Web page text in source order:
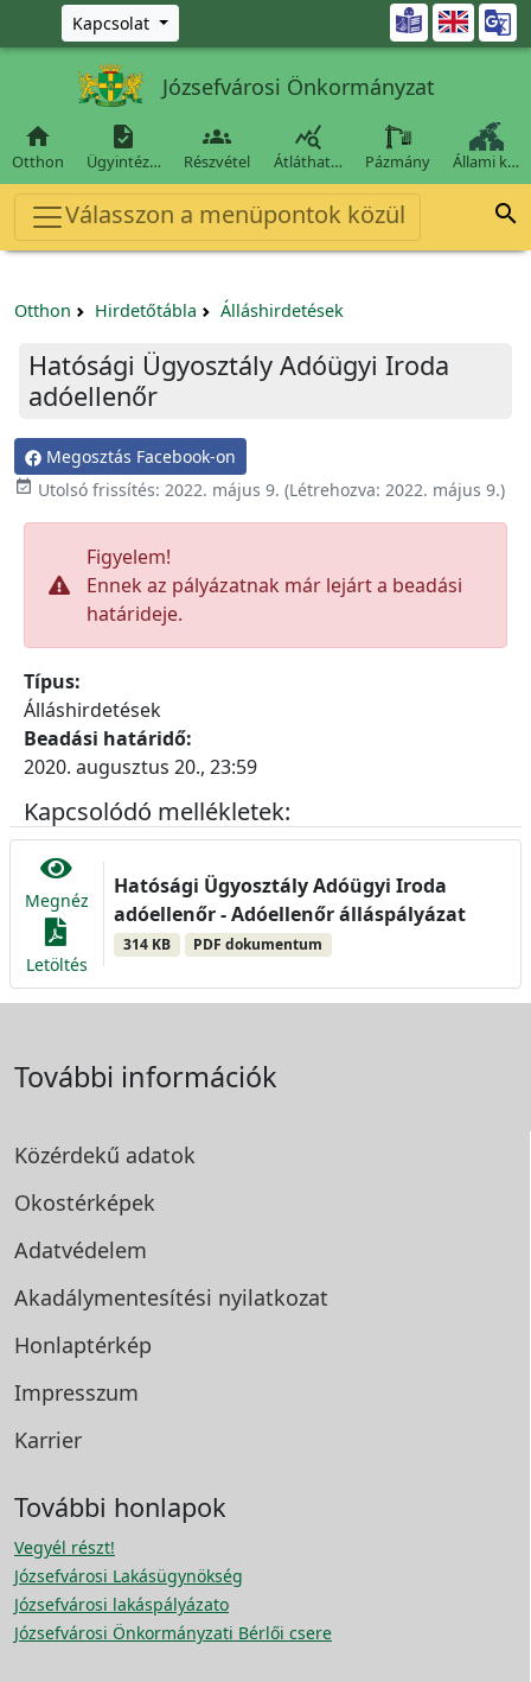
Ugrás a fő tartalomra
Kapcsolat 
Józsefvárosi Önkormányzat

Otthon

Ügyintéz…

Részvétel

Átláthat… Pázmány Állami k…
Válasszon a menüpontok közül 
Otthon Hirdetőtábla Álláshirdetések
Hatósági Ügyosztály Adóügyi Iroda
adóellenőr
Megosztás Facebook-on
 Utolsó frissítés: 2022. május 9. (Létrehozva: 2022. május 9.)
Figyelem!
Ennek az pályázatnak már lejárt a beadási
határideje.
Típus:
Álláshirdetések
Beadási határidő:
2020. augusztus 20., 23:59
Kapcsolódó mellékletek:
Megnéz
Letöltés
Hatósági Ügyosztály Adóügyi Iroda
adóellenőr - Adóellenőr álláspályázat
314 KB PDF dokumentum
További információk
Közérdekű adatok
Okostérképek
Adatvédelem
Akadálymentesítési nyilatkozat
Honlaptérkép
Impresszum
Karrier
További honlapok
Vegyél részt!
Józsefvárosi Lakásügynökség
Józsefvárosi lakáspályázato
Józsefvárosi Önkormányzati Bérlői csere